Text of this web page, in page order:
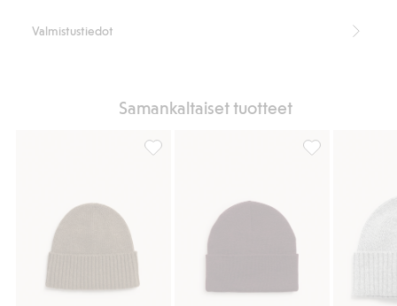
Valmistustiedot
Samankaltaiset tuotteet